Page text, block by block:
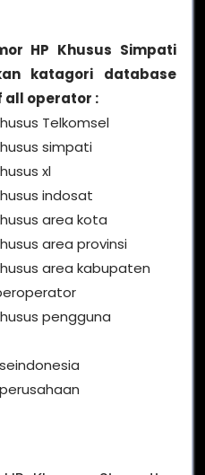
HP Khusus Simpati
katagori database
all operator :
Telkomsel
simpati
xl
indosat
area kota
area provinsi
area kabupaten
pengguna